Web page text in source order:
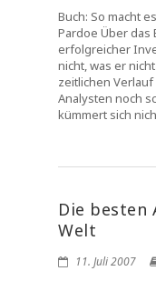
Buch: So macht
Pardoe Über das
erfolgreicher
nicht, was er
zeitlichen
Analysten noch
kümmert sich
Die besten
Welt
11. Juli 2007